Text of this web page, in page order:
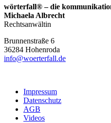
wörterfall® – die
Michaela Albrecht
Rechtsanwältin
Brunnenstraße 6
36284 Hohenroda
info@woerterfall.de
Impressum
Datenschutz
AGB
Videos